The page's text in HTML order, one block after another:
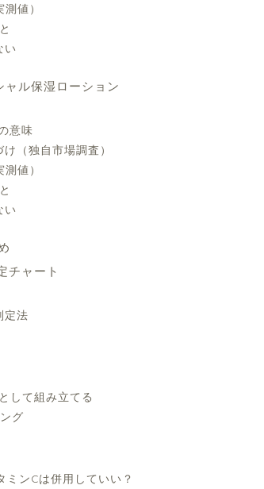
値）
い
ル保湿ローション
意味
（独自市場調査）
値）
い
チャート
定法
して組み立てる
グ
ミンCは併用していい？